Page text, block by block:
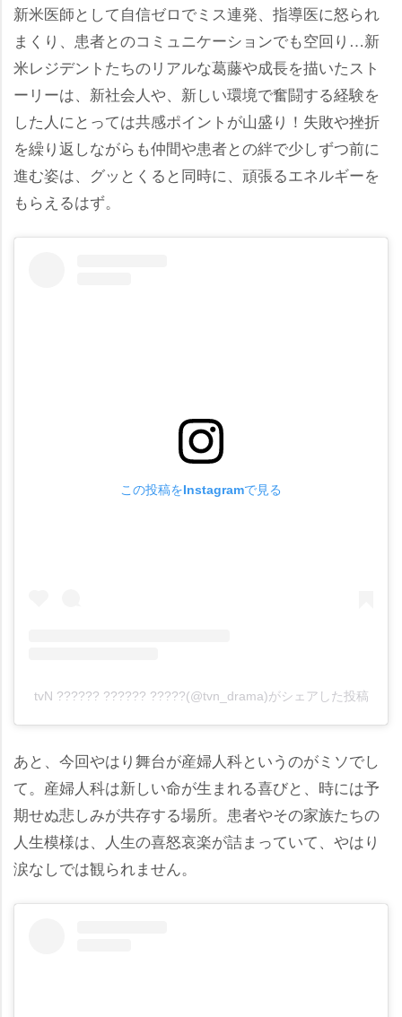
新米医師として自信ゼロでミス連発、指導医に怒られ
まくり、患者とのコミュニケーションでも空回り…新
米レジデントたちのリアルな葛藤や成長を描いたスト
ーリーは、新社会人や、新しい環境で奮闘する経験を
した人にとっては共感ポイントが山盛り！失敗や挫折
を繰り返しながらも仲間や患者との絆で少しずつ前に
進む姿は、グッとくると同時に、頑張るエネルギーを
もらえるはず。
この投稿をInstagramで見る
tvN ?????? ?????? ?????(@tvn_drama)がシェアした投稿
あと、今回やはり舞台が産婦人科というのがミソでし
て。産婦人科は新しい命が生まれる喜びと、時には予
期せぬ悲しみが共存する場所。患者やその家族たちの
人生模様は、人生の喜怒哀楽が詰まっていて、やはり
涙なしでは観られません。